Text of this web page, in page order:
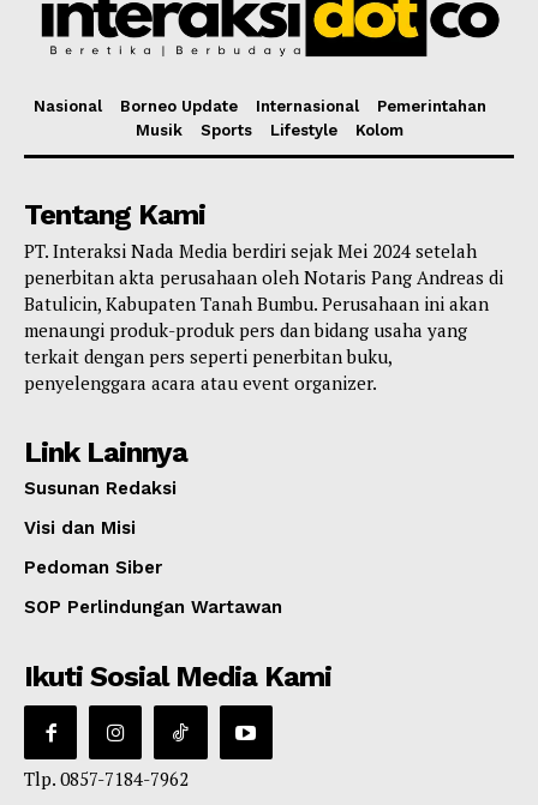
Nasional Borneo Update Internasional
Pemerintahan
Musik
Sports Lifestyle Kolom
Tentang Kami
PT. Interaksi Nada Media berdiri sejak Mei 2024 setelah
penerbitan akta perusahaan oleh Notaris Pang Andreas di
Batulicin, Kabupaten Tanah Bumbu. Perusahaan ini akan
menaungi produk-produk pers dan bidang usaha yang
terkait dengan pers seperti penerbitan buku,
penyelenggara acara atau event organizer.
Link Lainnya
Susunan Redaksi
Visi dan Misi
Pedoman Siber
SOP Perlindungan Wartawan
Ikuti Sosial Media Kami
Tlp. 0857-7184-7962